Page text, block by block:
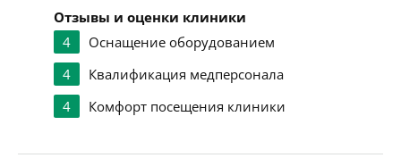
Отзывы и оценки клиники
4
Оснащение оборудованием
4
Квалификация медперсонала
4
Комфорт посещения клиники